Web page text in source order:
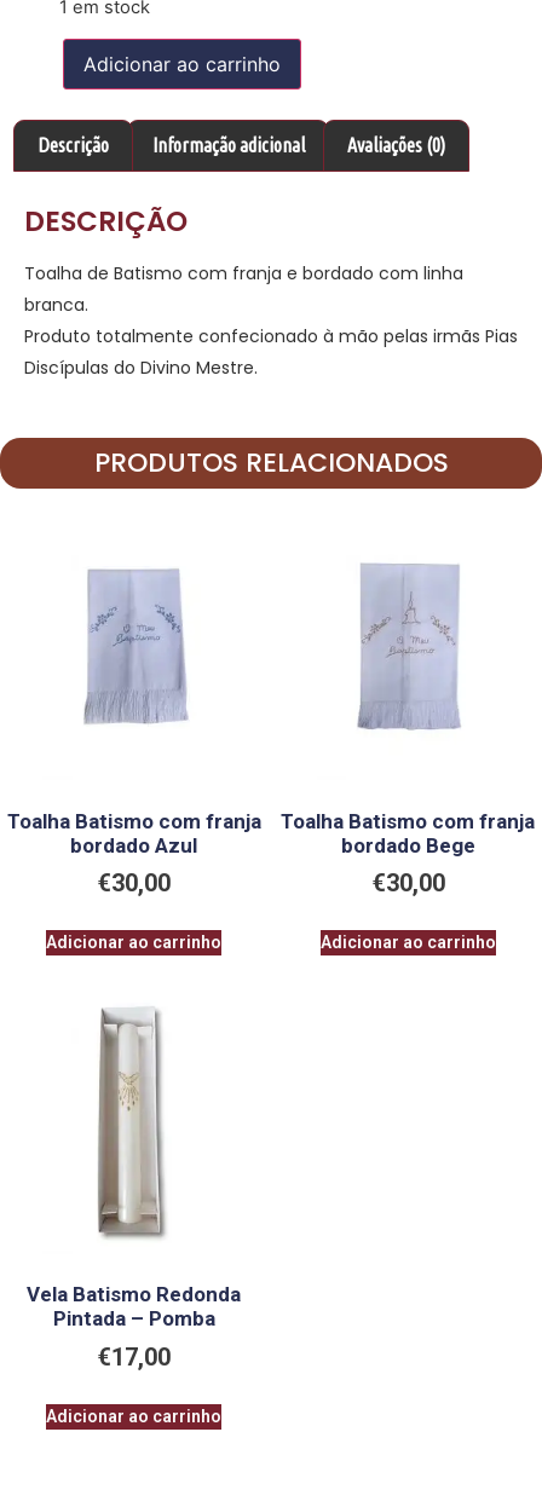
1 em stock
Adicionar ao carrinho
Descrição Informação adicional Avaliações (0)
DESCRIÇÃO
Toalha de Batismo com franja e bordado com linha
branca.
Produto totalmente confecionado à mão pelas irmãs Pias
Discípulas do Divino Mestre.
PRODUTOS RELACIONADOS
Toalha Batismo com franja
bordado Azul
€30,00
Adicionar ao carrinho
Toalha Batismo com franja
bordado Bege
€30,00
Adicionar ao carrinho
Vela Batismo Redonda
Pintada – Pomba
€17,00
Adicionar ao carrinho